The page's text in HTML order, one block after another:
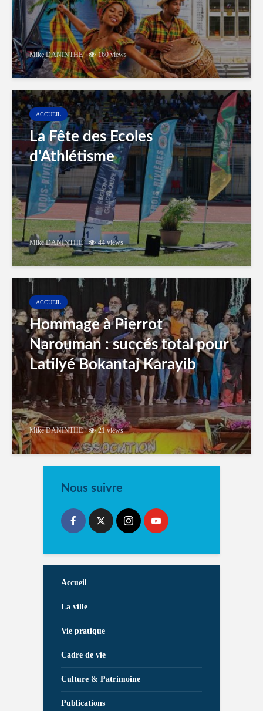
Mike DANINTHE 160 views
ACCUEIL
La Fête des Ecoles
d’Athlétisme
Mike DANINTHE 44 views
ACCUEIL
Hommage à Pierrot
Narouman : succés total pour
Latilyé Bokantaj Karayib
Mike DANINTHE 21 views
Nous suivre
Accueil
La ville
Vie pratique
Cadre de vie
Culture & Patrimoine
Publications